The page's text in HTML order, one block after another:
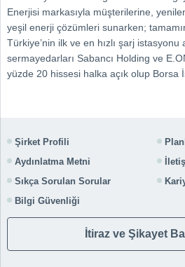
Enerjisi markasıyla müşterilerine,
yeşil enerji çözümleri sunarken;
Türkiye’nin ilk ve en hızlı şarj istasyonu
sermayedarları Sabancı Holding ve
yüzde 20 hissesi halka açık olup Borsa
Şirket Profili
Aydınlatma Metni
Sıkça Sorulan Sorular
Bilgi Güvenliği
İtiraz ve Şikayet